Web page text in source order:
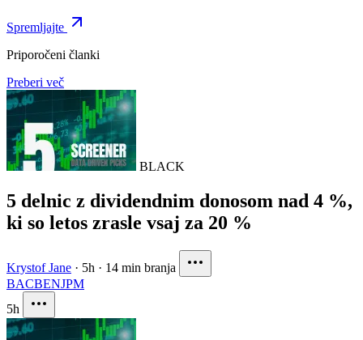
Spremljajte
Priporočeni članki
Preberi več
BLACK
5 delnic z dividendnim donosom nad 4 %,
ki so letos zrasle vsaj za 20 %
Krystof Jane · 5h · 14 min branja
BACBENJPM
5h